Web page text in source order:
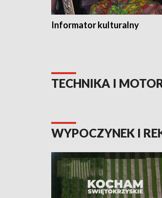
Informator kulturalny
TECHNIKA I
WYPOCZYNEK I